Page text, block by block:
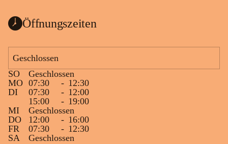
Öffnungszeiten
Geschlossen
SO
Geschlossen
MO 07:30 - 12:30
DI
07:30 - 12:00
15:00
- 19:00
MI
Geschlossen
DO
12:00 - 16:00
FR
07:30 - 12:30
SA
Geschlossen